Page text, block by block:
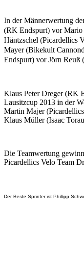
In der Männerwertung
(RK Endspurt) vor
Häntzschel (Picardellics
Mayer (Bikekult
Endspurt) vor Jörn Reuß
Klaus Peter Dreger (RK
Lausitzcup 2013 in der
Martin Majer
Klaus Müller (Isaac
Die Teamwertung
Picardellics Velo Team
Der Beste Sprinter ist Phillipp